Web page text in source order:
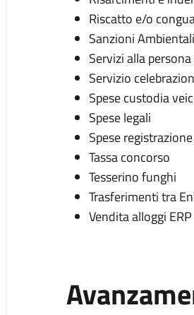
Riscatto e/o
Sanzioni Ambientali
Servizi alla
Servizio
Spese custodia
Spese legali
Spese
Tassa concorso
Tesserino funghi
Trasferimenti tra
Vendita alloggi ERP